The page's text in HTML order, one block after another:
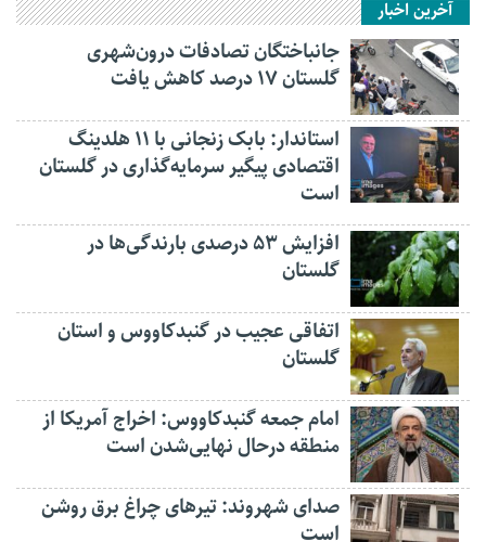
آخرین اخبار
جانباختگان تصادفات درون‌شهری
گلستان ۱۷ درصد کاهش یافت
استاندار: بابک زنجانی با ۱۱ هلدینگ
اقتصادی پیگیر سرمایه‌گذاری در گلستان
است
افزایش ۵۳ درصدی بارندگی‌ها در
گلستان
اتفاقی عجیب در‌ گنبدکاووس و استان
گلستان
امام جمعه گنبدکاووس: اخراج آمریکا از
منطقه درحال نهایی‌شدن است
صدای شهروند: تیرهای چراغ برق روشن
است